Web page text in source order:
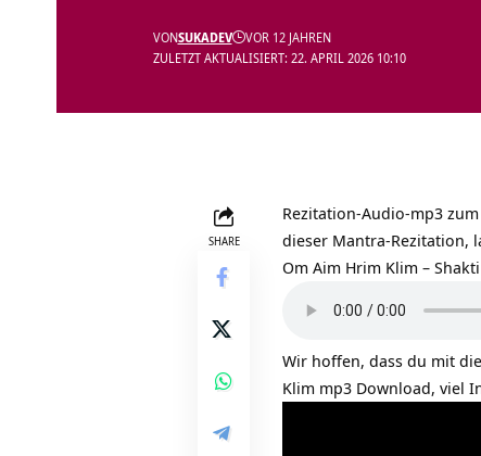
ZULETZT AKTUALISIERT: 22. APRIL 2026 10:10
VONSUKADEV VOR 12 JAHREN
SHARE
Rezitation-Audio-mp3 zum
dieser Mantra-Rezitation,
Om Aim Hrim Klim –
Wir hoffen, dass du mit
Klim mp3 Download, viel